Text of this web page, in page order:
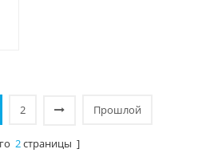
2 Прошлой
2страницы ]